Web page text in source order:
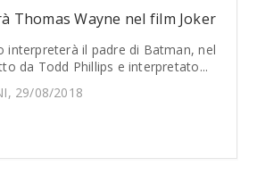
Thomas Wayne nel film Joker
interpreterà il padre di Batman, nel
da Todd Phillips e interpretato...
29/08/2018